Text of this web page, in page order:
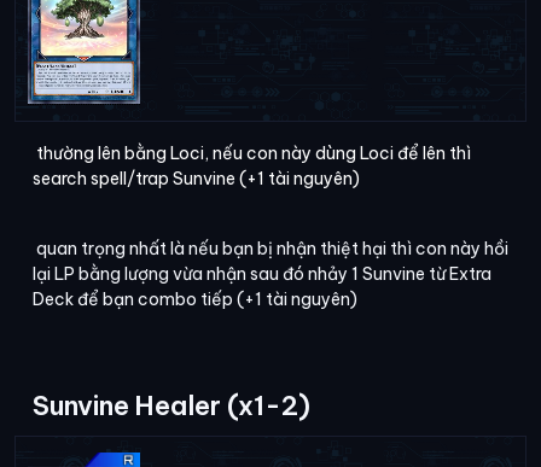
thường lên bằng Loci, nếu con này dùng Loci để lên thì
search spell/trap Sunvine (+1 tài nguyên)
quan trọng nhất là nếu bạn bị nhận thiệt hại thì con này hồi
lại LP bằng lượng vừa nhận sau đó nhảy 1 Sunvine từ Extra
Deck để bạn combo tiếp (+1 tài nguyên)
Sunvine Healer (x1-2)